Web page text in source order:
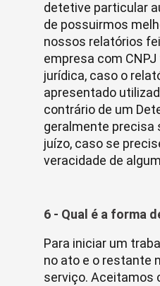
detetive particular
de possuirmos
nossos relatórios
empresa com
jurídica, caso o
apresentado
contrário de um
geralmente precisa
juízo, caso se
veracidade de
6 - Qual é a forma
Para iniciar um
no ato e o restante
serviço. Aceitamos